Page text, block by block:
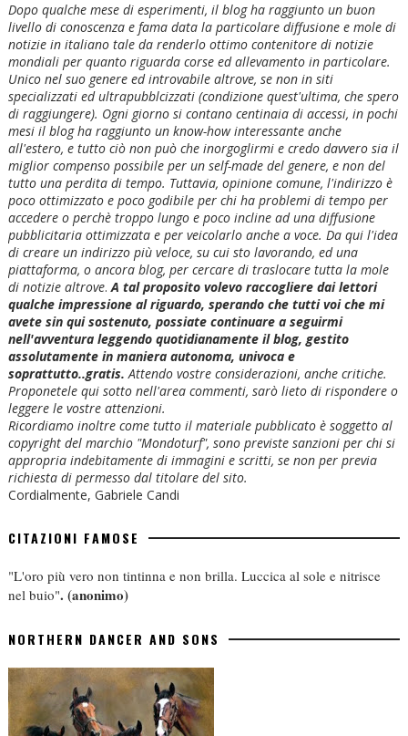
Dopo qualche mese di esperimenti, il blog ha raggiunto un buon
livello di conoscenza e fama data la particolare diffusione e mole di
notizie in italiano tale da renderlo ottimo contenitore di notizie
mondiali per quanto riguarda corse ed allevamento in particolare.
Unico nel suo genere ed introvabile altrove, se non in siti
specializzati ed ultrapubblcizzati (condizione quest'ultima, che spero
di raggiungere). Ogni giorno si contano centinaia di accessi, in pochi
mesi il blog ha raggiunto un know-how interessante anche
all'estero, e tutto ciò non può che inorgoglirmi e credo davvero sia il
miglior compenso possibile per un self-made del genere, e non del
tutto una perdita di tempo. Tuttavia, opinione comune, l'indirizzo è
poco ottimizzato e poco godibile per chi ha problemi di tempo per
accedere o perchè troppo lungo e poco incline ad una diffusione
pubblicitaria ottimizzata e per veicolarlo anche a voce. Da qui l'idea
di creare un indirizzo più veloce, su cui sto lavorando, ed una
piattaforma, o ancora blog, per cercare di traslocare tutta la mole
di notizie altrove.A tal proposito volevo raccogliere dai lettori
qualche impressione al riguardo, sperando che tutti voi che mi
avete sin qui sostenuto, possiate continuare a seguirmi
nell'avventura leggendo quotidianamente il blog, gestito
assolutamente in maniera autonoma, univoca e
soprattutto..gratis. Attendo vostre considerazioni, anche critiche.
Proponetele qui sotto nell'area commenti, sarò lieto di rispondere o
leggere le vostre attenzioni.
Ricordiamo inoltre come tutto il materiale pubblicato è soggetto al
copyright del marchio "Mondoturf", sono previste sanzioni per chi si
appropria indebitamente di immagini e scritti, se non per previa
richiesta di permesso dal titolare del sito.
Cordialmente, Gabriele Candi
CITAZIONI FAMOSE
"L'oro più vero non tintinna e non brilla. Luccica al sole e nitrisce
nel buio". (anonimo)
NORTHERN DANCER AND SONS